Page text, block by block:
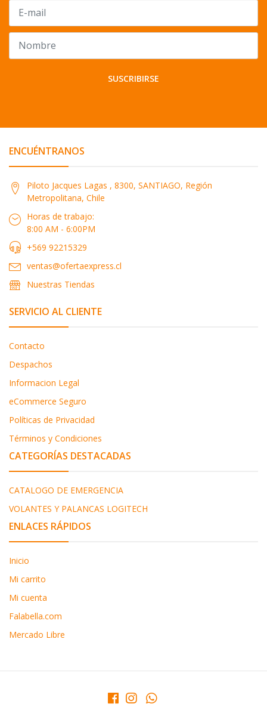
SUSCRIBIRSE
ENCUÉNTRANOS
Piloto Jacques Lagas , 8300, SANTIAGO, Región
Metropolitana, Chile
Horas de trabajo:
8:00 AM - 6:00PM
+569 92215329
ventas@ofertaexpress.cl
Nuestras Tiendas
SERVICIO AL CLIENTE
Contacto
Despachos
Informacion Legal
eCommerce Seguro
Políticas de Privacidad
Términos y Condiciones
CATEGORÍAS DESTACADAS
CATALOGO DE EMERGENCIA
VOLANTES Y PALANCAS LOGITECH
ENLACES RÁPIDOS
Inicio
Mi carrito
Mi cuenta
Falabella.com
Mercado Libre